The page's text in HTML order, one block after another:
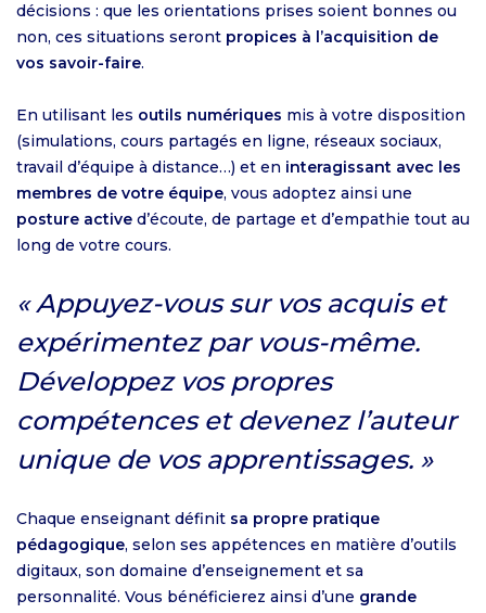
décisions : que les orientations prises soient bonnes ou
non, ces situations seront propices à l’acquisition de
vos savoir-faire.
En utilisant les outils numériques mis à votre disposition
(simulations, cours partagés en ligne, réseaux sociaux,
travail d’équipe à distance…) et en interagissant avec les
membres de votre équipe, vous adoptez ainsi une
posture active d’écoute, de partage et d’empathie tout au
long de votre cours.
Appuyez-vous sur vos acquis et
expérimentez par vous-même.
Développez vos propres
compétences et devenez l’auteur
unique de vos apprentissages.
Chaque enseignant définit sa propre pratique
pédagogique, selon ses appétences en matière d’outils
digitaux, son domaine d’enseignement et sa
personnalité. Vous bénéficierez ainsi d’une grande